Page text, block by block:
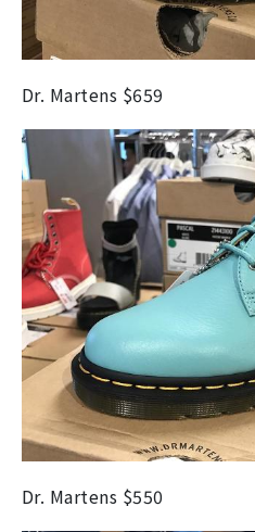
Dr. Martens $659
Dr. Martens $550